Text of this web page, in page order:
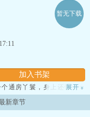
加入书架
暂无下载
通房丫鬟，身上还带了个
法，她只能换着不同的马
左妻右妾的侯爷、盛传阳
展开 »
新章节